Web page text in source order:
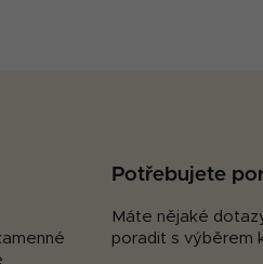
Potřebujete
Máte nějaké
poradit s výběrem